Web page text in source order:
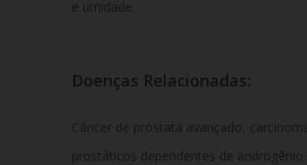
e umidade.
Doenças Relacionadas:
Câncer de próstata avançado,
prostáticos dependentes de androgênio.